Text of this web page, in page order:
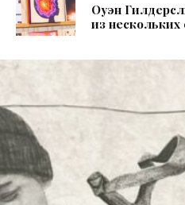
Оуэн
из нескольких